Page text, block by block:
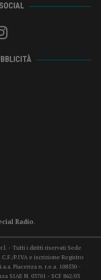
Radio.
- Tutti i diritti riservati Sede
P.IVA e iscrizione Registro
Piacenza n. r.e.a. 108530 -
SIAE N. 03701 - SCF 862/03